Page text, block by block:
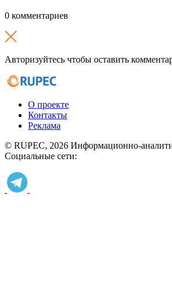
0 комментариев
Авторизуйтесь чтобы оставить
О проекте
Контакты
Реклама
© RUPEC, 2026 Информационно-
Социальные сети: